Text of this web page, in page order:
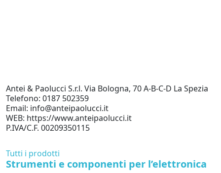
Antei & Paolucci S.r.l. Via Bologna, 70 A-B-C-D La Spezia
Telefono: 0187 502359
Email: info@anteipaolucci.it
WEB: https://www.anteipaolucci.it
P.IVA/C.F. 00209350115
Tutti i prodotti
Strumenti e componenti per l’elettronica